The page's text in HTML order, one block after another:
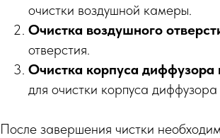
очистки воздушной камеры.
Очистка воздушного
отверстия.
Очистка корпуса диффузора
для очистки корпуса
После завершения чистки